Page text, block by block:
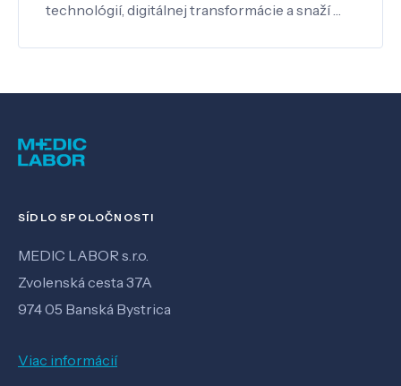
technológií, digitálnej transformácie a snaží …
SÍDLO SPOLOČNOSTI
MEDIC LABOR s.r.o.
Zvolenská cesta 37A
974 05 Banská Bystrica
Viac informácií